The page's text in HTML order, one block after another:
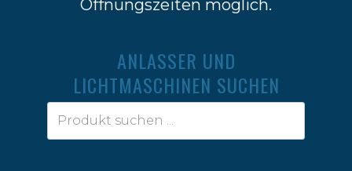
Öffnungszeiten möglich.
ANLASSER UND
LICHTMASCHINEN SUCHEN